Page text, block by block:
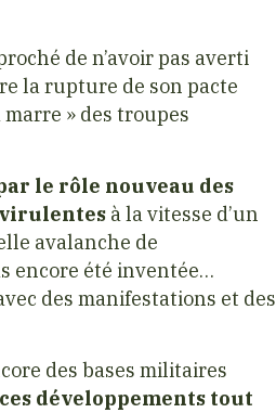
de n’avoir pas averti
la rupture de son pacte
» des troupes
le rôle nouveau des
à la vitesse d’un
avalanche de
encore été inventée…
des manifestations et des
des bases militaires
développements tout